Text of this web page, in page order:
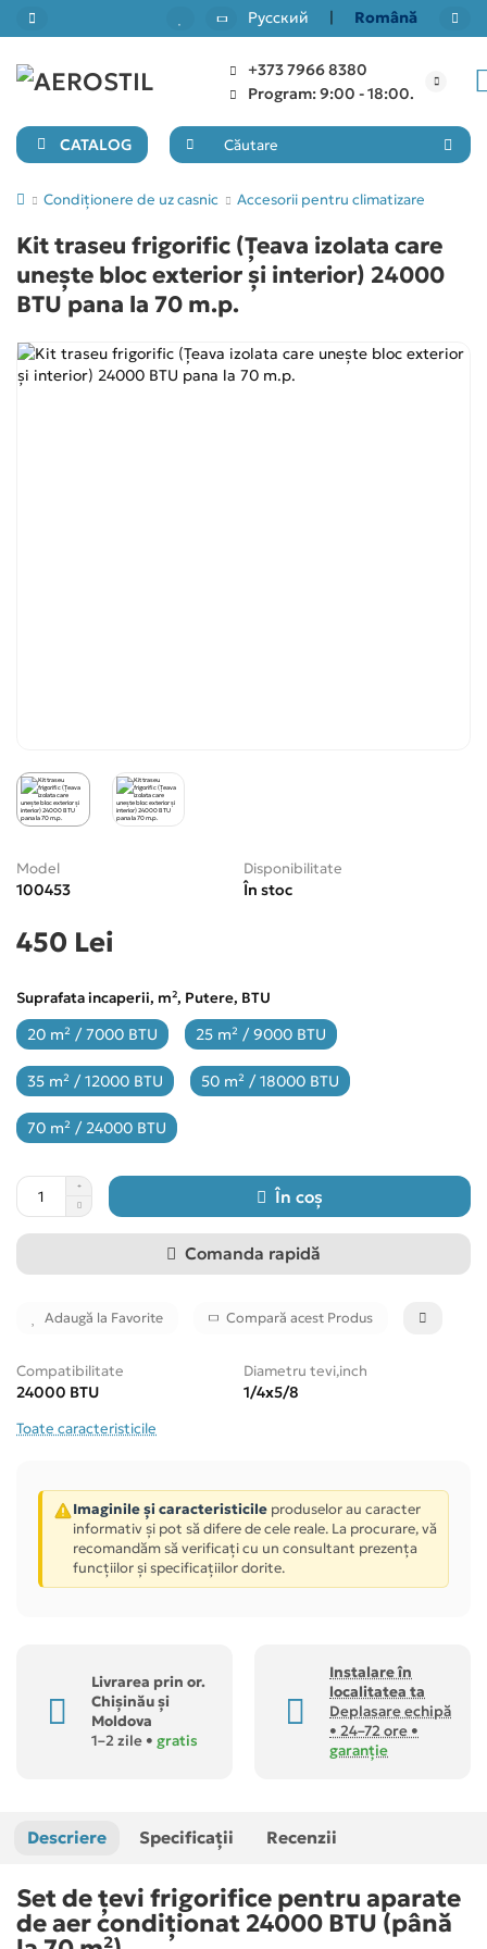
Русский | Română
+373 7966 8380
Program: 9:00 - 18:00.
Back
Aparate de aer conditionat pe perete
Back
7000 BTU/ 20m²
9000 BTU/ 30m²
12000 BTU/ 40m²
18000 BTU/ 50m²
24000 BTU/ 55-70m²
Condiționere mobile
Condiționere multi-split
Accesorii pentru climatizare
Back
Condiționere tip casetă
Condiționere tip canal
Back
Recuperatoare de căldură
CATALOG
Condiționere de uz casnic Accesorii pentru climatizare
Kit traseu frigorific (Țeava izolata care
unește bloc exterior și interior) 24000
BTU pana la 70 m.p.
Model
100453
Disponibilitate
În stoc
450 Lei
Suprafata incaperii, m², Putere, BTU
20 m² / 7000 BTU 25 m² / 9000 BTU
35 m² / 12000 BTU 50 m² / 18000 BTU
70 m² / 24000 BTU
În coș
Comanda rapidă
Adaugă la Favorite Compară acest Produs
Compatibilitate
24000 BTU
Diametru tevi,inch
1/4x5/8
Toate caracteristicile
Imaginile și caracteristicile produselor au caracter
informativ și pot să difere de cele reale. La procurare, vă
recomandăm să verificați cu un consultant prezența
funcțiilor și specificațiilor dorite.
Livrarea prin or.
Chișinău și
Moldova
1–2 zile • gratis
Instalare în
localitatea ta
Deplasare echipă
• 24–72 ore •
garanție
Descriere Specificații Recenzii
Set de țevi frigorifice pentru aparate
de aer condiționat 24000 BTU (până